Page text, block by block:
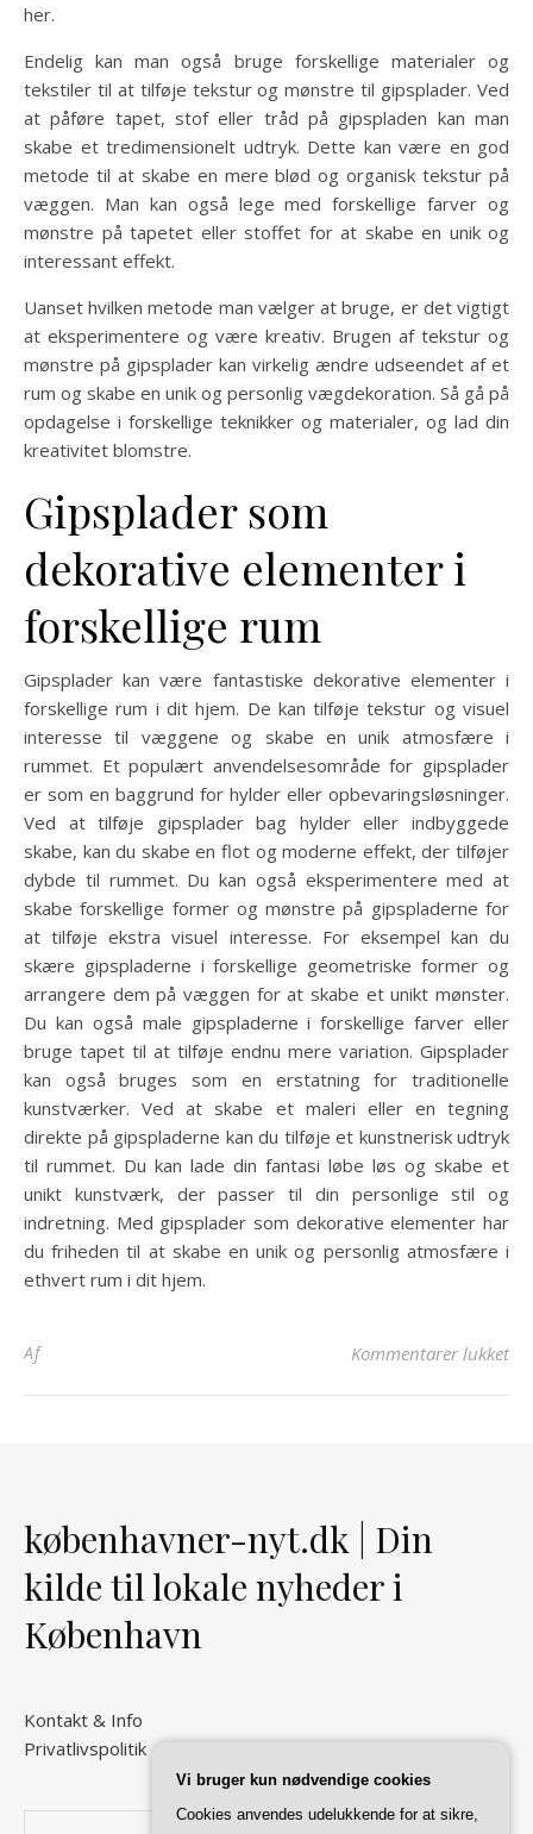
her.
Endelig kan man også bruge forskellige materialer og
tekstiler til at tilføje tekstur og mønstre til gipsplader. Ved
at påføre tapet, stof eller tråd på gipspladen kan man
skabe et tredimensionelt udtryk. Dette kan være en god
metode til at skabe en mere blød og organisk tekstur på
væggen. Man kan også lege med forskellige farver og
mønstre på tapetet eller stoffet for at skabe en unik og
interessant effekt.
Uanset hvilken metode man vælger at bruge, er det vigtigt
at eksperimentere og være kreativ. Brugen af tekstur og
mønstre på gipsplader kan virkelig ændre udseendet af et
rum og skabe en unik og personlig vægdekoration. Så gå på
opdagelse i forskellige teknikker og materialer, og lad din
kreativitet blomstre.
Gipsplader som
dekorative elementer i
forskellige rum
Gipsplader kan være fantastiske dekorative elementer i
forskellige rum i dit hjem. De kan tilføje tekstur og visuel
interesse til væggene og skabe en unik atmosfære i
rummet. Et populært anvendelsesområde for gipsplader
er som en baggrund for hylder eller opbevaringsløsninger.
Ved at tilføje gipsplader bag hylder eller indbyggede
skabe, kan du skabe en flot og moderne effekt, der tilføjer
dybde til rummet. Du kan også eksperimentere med at
skabe forskellige former og mønstre på gipspladerne for
at tilføje ekstra visuel interesse. For eksempel kan du
skære gipspladerne i forskellige geometriske former og
arrangere dem på væggen for at skabe et unikt mønster.
Du kan også male gipspladerne i forskellige farver eller
bruge tapet til at tilføje endnu mere variation. Gipsplader
kan også bruges som en erstatning for traditionelle
kunstværker. Ved at skabe et maleri eller en tegning
direkte på gipspladerne kan du tilføje et kunstnerisk udtryk
til rummet. Du kan lade din fantasi løbe løs og skabe et
unikt kunstværk, der passer til din personlige stil og
indretning. Med gipsplader som dekorative elementer har
du friheden til at skabe en unik og personlig atmosfære i
ethvert rum i dit hjem.
Af Kommentarer lukkettil
københavner-nyt.dk | Din
kilde til lokale nyheder i
København
Kontakt & Info
Privatlivspolitik
Vi bruger kun nødvendige cookies
Cookies anvendes udelukkende for at sikre,